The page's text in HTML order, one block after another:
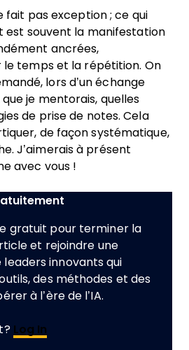
fait pas exception ; ce qui
est souvent la manifestation
ancrées,
temps et la répétition. On
lors d’un échange
je mentorais, quelles
de prise de notes. Cela
de façon systématique,
J’aimerais à présent
avec vous !
gratuit pour terminer la
et rejoindre une
innovants qui
des méthodes et des
à l’ère de l’IA.
Log In